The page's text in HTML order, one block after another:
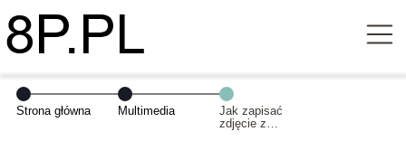
Strona główna Multimedia
Jak zapisać
zdjęcie z